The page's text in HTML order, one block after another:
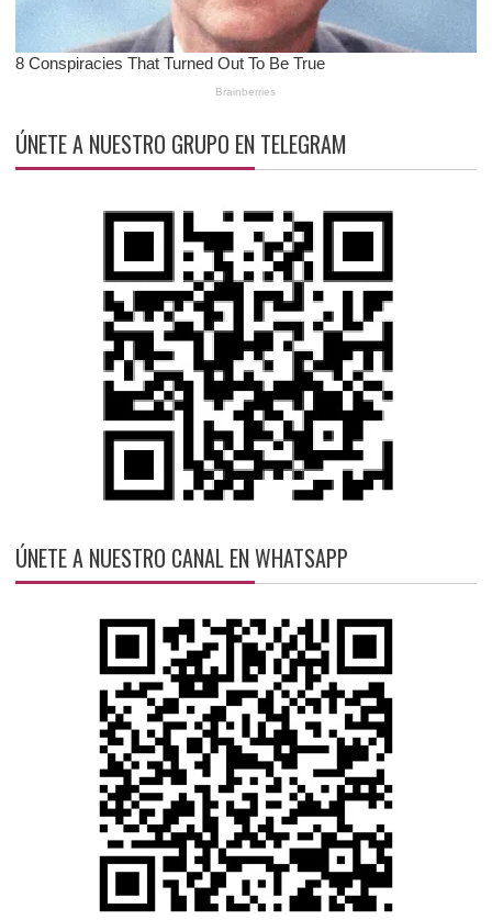
ÚNETE A NUESTRO GRUPO EN TELEGRAM
ÚNETE A NUESTRO CANAL EN WHATSAPP